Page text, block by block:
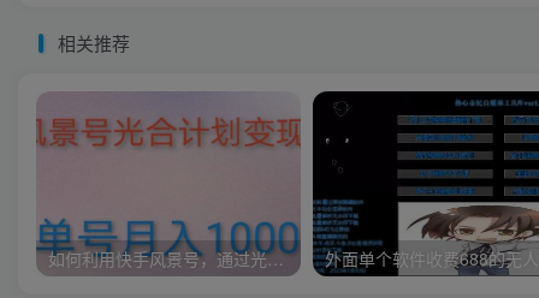
相关推荐
如何利用快手风景号，通过光合计划，实现单号月入1000+（附详细教程及制作软件）